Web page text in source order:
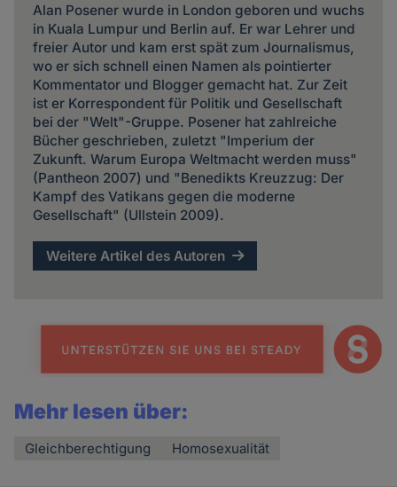
Alan Posener wurde in London geboren und wuchs
in Kuala Lumpur und Berlin auf. Er war Lehrer und
freier Autor und kam erst spät zum Journalismus,
wo er sich schnell einen Namen als pointierter
Kommentator und Blogger gemacht hat. Zur Zeit
ist er Korrespondent für Politik und Gesellschaft
bei der "Welt"-Gruppe. Posener hat zahlreiche
Bücher geschrieben, zuletzt "Imperium der
Zukunft. Warum Europa Weltmacht werden muss"
(Pantheon 2007) und "Benedikts Kreuzzug: Der
Kampf des Vatikans gegen die moderne
Gesellschaft" (Ullstein 2009).
Weitere Artikel des Autoren
Mehr lesen über:
Gleichberechtigung Homosexualität